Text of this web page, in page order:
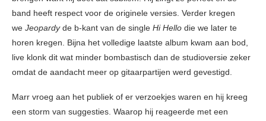
band heeft respect voor de originele versies. Verder kregen
we Jeopardyde b-kant van de single Hi Hello die we later te
horen kregen. Bijna het volledige laatste album kwam aan bod,
live klonk dit wat minder bombastisch dan de studioversie zeker
omdat de aandacht meer op gitaarpartijen werd gevestigd.
Marr vroeg aan het publiek of er verzoekjes waren en hij kreeg
een storm van suggesties. Waarop hij reageerde met een